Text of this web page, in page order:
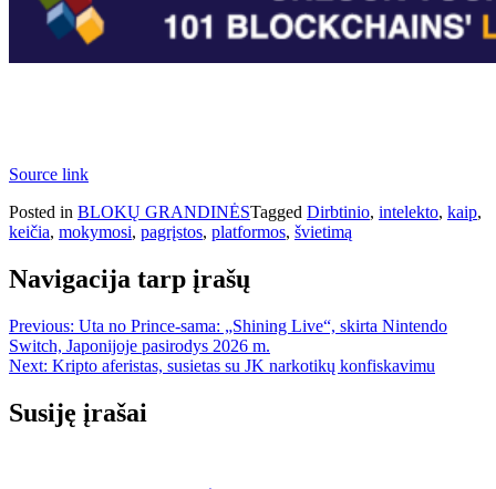
Source link
Posted in BLOKŲ GRANDINĖSTagged Dirbtinio, intelekto, kaip,
keičia, mokymosi, pagrįstos, platformos, švietimą
Navigacija tarp įrašų
Previous: Uta no Prince-sama: „Shining Live“, skirta Nintendo
Switch, Japonijoje pasirodys 2026 m.
Next: Kripto aferistas, susietas su JK narkotikų konfiskavimu
Susiję įrašai